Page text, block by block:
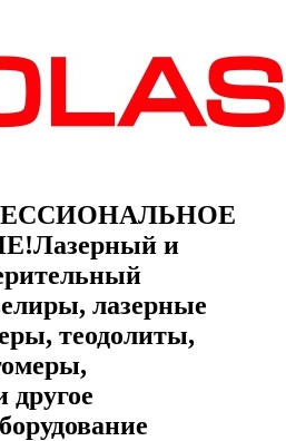
Лазерный и
лазерные
теодолиты,
другое